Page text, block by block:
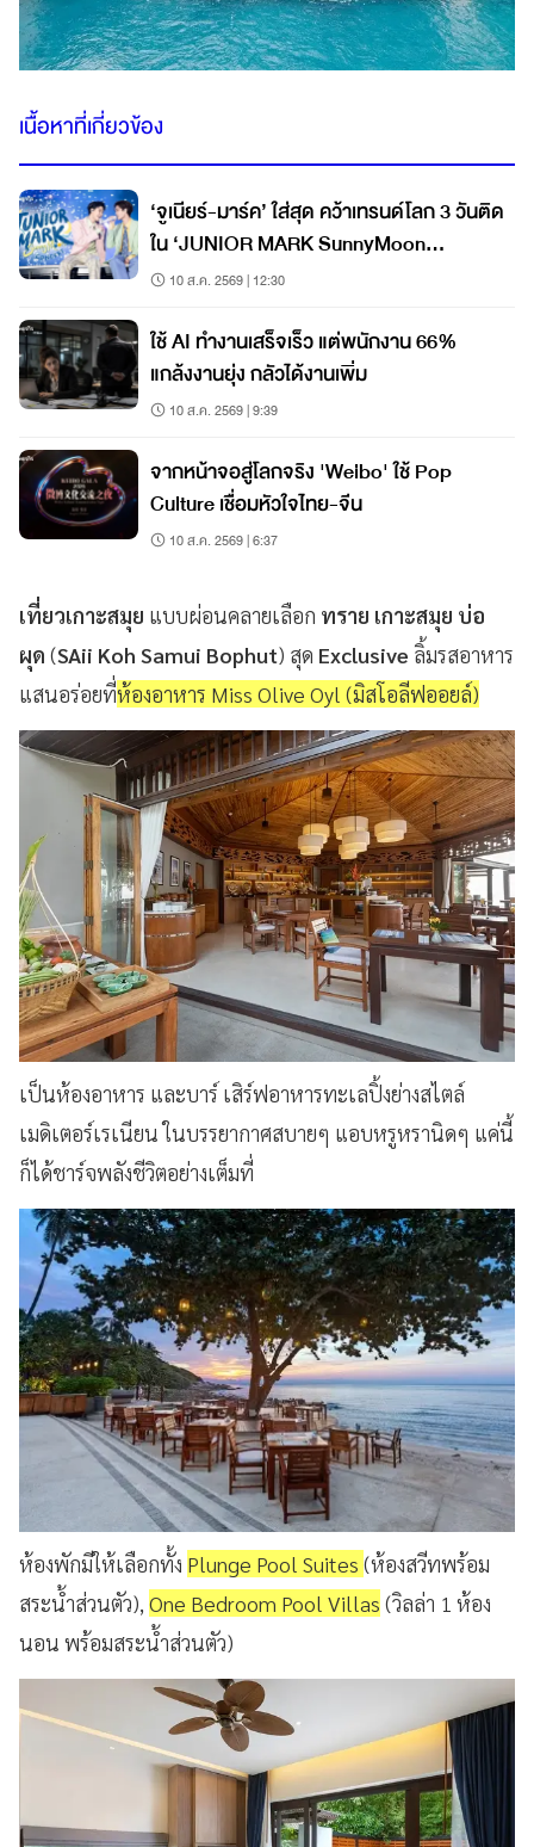
เนื้อหาที่เกี่ยวข้อง
‘จูเนียร์-มาร์ค’ ใส่สุด คว้าเทรนด์โลก 3 วันติด
ใน ‘JUNIOR MARK SunnyMoon
CONCERT’
10 ส.ค. 2569 | 12:30
ใช้ AI ทำงานเสร็จเร็ว แต่พนักงาน 66%
แกล้งงานยุ่ง กลัวได้งานเพิ่ม
10 ส.ค. 2569 | 9:39
จากหน้าจอสู่โลกจริง 'Weibo' ใช้ Pop
Culture เชื่อมหัวใจไทย-จีน
10 ส.ค. 2569 | 6:37
เที่ยวเกาะสมุย แบบผ่อนคลายเลือก ทราย เกาะสมุย บ่อ
ผุด (SAii Koh Samui Bophut) สุด Exclusive ลิ้มรสอาหาร
แสนอร่อยที่ห้องอาหาร Miss Olive Oyl (มิสโอลีฟออยล์)
เป็นห้องอาหาร และบาร์ เสิร์ฟอาหารทะเลปิ้งย่างสไตล์
เมดิเตอร์เรเนียน ในบรรยากาศสบายๆ แอบหรูหรานิดๆ แค่นี้
ก็ได้ชาร์จพลังชีวิตอย่างเต็มที่
ห้องพักมีให้เลือกทั้ง Plunge Pool Suites (ห้องสวีทพร้อม
สระน้ำส่วนตัว), One Bedroom Pool Villas (วิลล่า 1 ห้อง
นอน พร้อมสระน้ำส่วนตัว)